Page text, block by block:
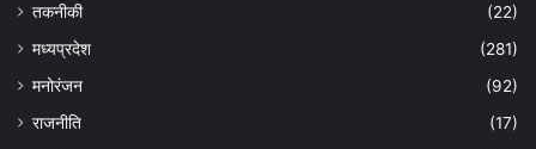
तकनीकी
(22)
मध्यप्रदेश
(281)
मनोरंजन
(92)
राजनीति
(17)